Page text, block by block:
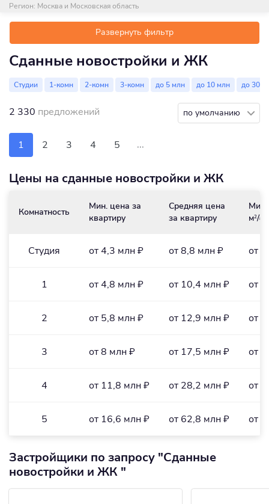
Регион: Москва и Московская область
Развернуть фильтр
Сданные новостройки и ЖК
Студии 1-комн 2-комн 3-комн до 5 млн до 10 млн до 30 м²
2 330 предложений по умолчанию
1 2 3 4 5 ...
Цены на сданные новостройки и ЖК
Комнатность
Мин. цена за
квартиру
Средняя цена
за квартиру
Мин.
м2/₽
Студия от 4,3 млн ₽ от 8,8 млн ₽ от
1 от 4,8 млн ₽ от 10,4 млн ₽ от
2 от 5,8 млн ₽ от 12,9 млн ₽ от
3 от 8 млн ₽ от 17,5 млн ₽ от
4 от 11,8 млн ₽ от 28,2 млн ₽ от
5 от 16,6 млн ₽ от 62,8 млн ₽ от
Застройщики по запросу "Сданные
новостройки и ЖК "